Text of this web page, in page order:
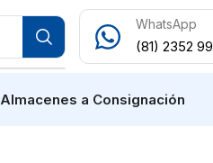
WhatsApp
(81) 2352
Almacenes a Consignación